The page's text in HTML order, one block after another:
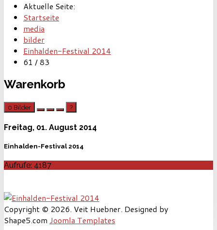
Aktuelle Seite:
Startseite
media
bilder
Einhalden-Festival 2014
61 / 83
Warenkorb
0 Bilder ?
Freitag, 01. August 2014
Einhalden-Festival 2014
Aufrufe: 4187
Copyright © 2026. Veit Huebner. Designed by
Shape5.com Joomla Templates